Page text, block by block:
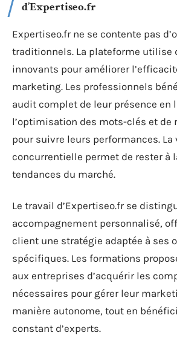
d’Expertiseo.fr
Expertiseo.fr ne se contente pas
traditionnels. La plateforme utilise
innovants pour améliorer
marketing. Les professionnels
audit complet de leur présence en
l’optimisation des mots-clés et de
pour suivre leurs performances. La
concurrentielle permet de rester à
tendances du marché.
Le travail d’Expertiseo.fr se
accompagnement personnalisé,
client une stratégie adaptée à ses
spécifiques. Les formations
aux entreprises d’acquérir les
nécessaires pour gérer leur
manière autonome, tout en
constant d’experts.